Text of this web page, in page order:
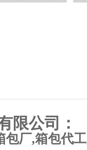
限公司：
包厂,箱包代